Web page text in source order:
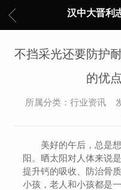
汉中大晋利
不挡采光还要防护
的优
所属分类：行业资讯
美好的午后，总是
阳。晒太阳对人体来说
提升钙的吸收、防治骨
小孩，老人和小孩都是